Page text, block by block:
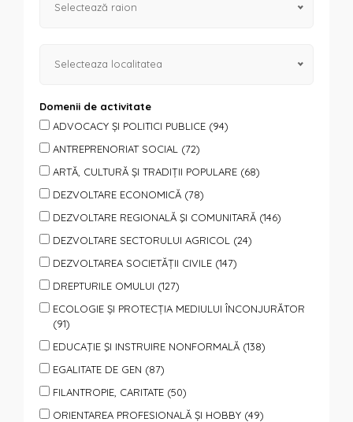
Selectează raion
Selecteaza localitatea
Domenii de activitate
ADVOCACY ȘI POLITICI PUBLICE (94)
ANTREPRENORIAT SOCIAL (72)
ARTĂ, CULTURĂ ȘI TRADIȚII POPULARE (68)
DEZVOLTARE ECONOMICĂ (78)
DEZVOLTARE REGIONALĂ ŞI COMUNITARĂ (146)
DEZVOLTARE SECTORULUI AGRICOL (24)
DEZVOLTAREA SOCIETĂȚII CIVILE (147)
DREPTURILE OMULUI (127)
ECOLOGIE ȘI PROTECȚIA MEDIULUI ÎNCONJURĂTOR
(91)
EDUCAŢIE ŞI INSTRUIRE NONFORMALĂ (138)
EGALITATE DE GEN (87)
FILANTROPIE, CARITATE (50)
ORIENTAREA PROFESIONALĂ ȘI HOBBY (49)